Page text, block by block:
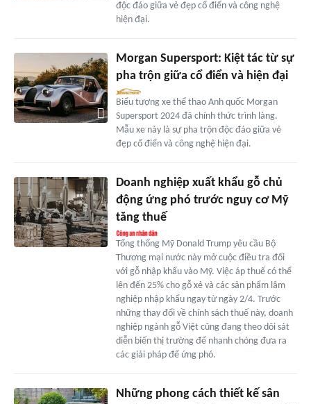
độc đáo giữa vẻ đẹp cổ điển và công nghệ
hiện đại.
Morgan Supersport: Kiệt tác từ sự
pha trộn giữa cổ điển và hiện đại
Biểu tượng xe thể thao Anh quốc Morgan
Supersport 2024 đã chính thức trình làng.
Mẫu xe này là sự pha trộn độc đáo giữa vẻ
đẹp cổ điển và công nghệ hiện đại.
Doanh nghiệp xuất khẩu gỗ chủ
động ứng phó trước nguy cơ Mỹ
tăng thuế
Tổng thống Mỹ Donald Trump yêu cầu Bộ
Thương mại nước này mở cuộc điều tra đối
với gỗ nhập khẩu vào Mỹ. Việc áp thuế có thể
lên đến 25% cho gỗ xẻ và các sản phẩm lâm
nghiệp nhập khẩu ngay từ ngày 2/4. Trước
những thay đổi về chính sách thuế này, doanh
nghiệp ngành gỗ Việt cũng đang theo dõi sát
diễn biến thị trường để nhanh chóng đưa ra
các giải pháp để ứng phó.
Những phong cách thiết kế sân